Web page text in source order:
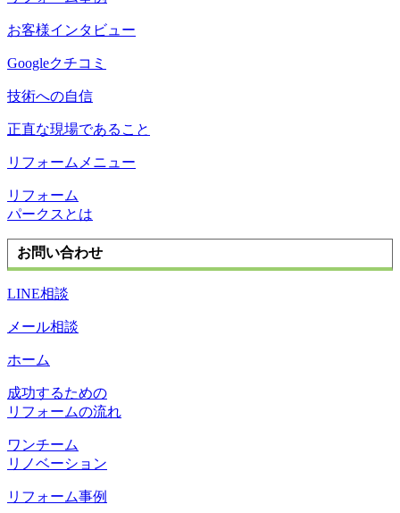
お客様インタビュー
Googleクチコミ
技術への自信
正直な現場であること
リフォームメニュー
リフォーム
パークスとは
お問い合わせ
LINE相談
メール相談
ホーム
成功するための
リフォームの流れ
ワンチーム
リノベーション
リフォーム事例